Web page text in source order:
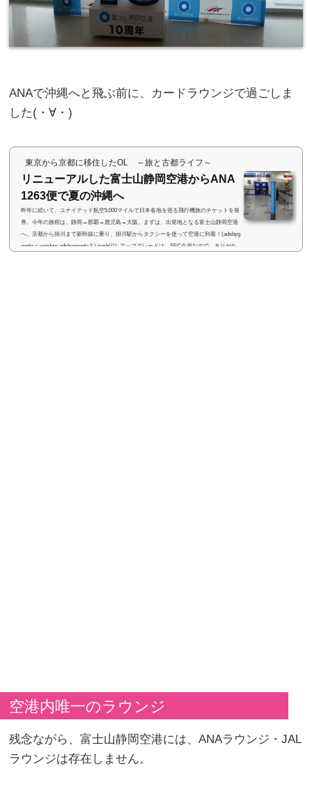
ANAで沖縄へと飛ぶ前に、カードラウンジで過ごしま
した(・∀・)
東京から京都に移住したOL ～旅と古都ライフ～
リニューアルした富士山静岡空港からANA
1263便で夏の沖縄へ
昨年に続いて、ユナイテッド航空5,000マイルで日本各地を巡る飛行機旅のチケットを発
券。今年の旅程は、静岡→那覇→鹿児島→大阪。まずは、出発地となる富士山静岡空港
へ。京都から掛川まで新幹線に乗り、掛川駅からタクシーを使って空港に到着！(adsbyg
oogle = window.adsbygoogle || ).push({}); アップグレードは…SFC会員なので、ありがた
空港内唯一のラウンジ
残念ながら、富士山静岡空港には、ANAラウンジ・JAL
ラウンジは存在しません。